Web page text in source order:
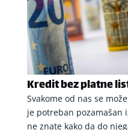
Kredit bez platne
Svakome od nas se
je potreban pozamašan
ne znate kako da do